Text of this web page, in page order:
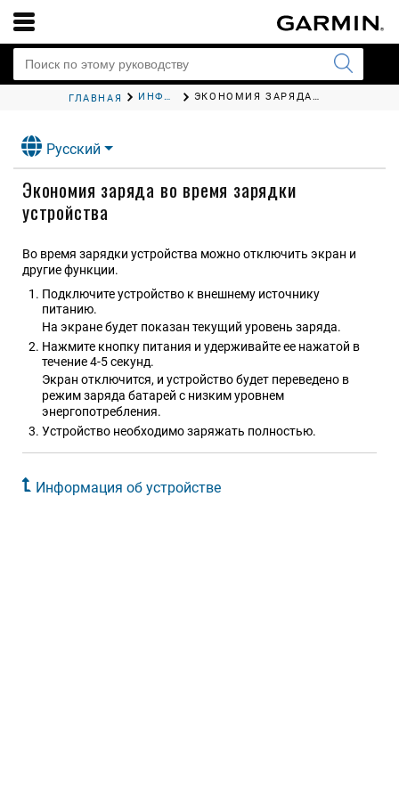
ГЛАВНАЯ ИНФОРМАЦИЯ ОБ УСТРОЙСТВЕ ЭКОНОМИЯ ЗАРЯДА ВО ВРЕМЯ ЗАРЯДКИ УСТРОЙСТВА
Русский
Экономия заряда во время зарядки
устройства
Во время зарядки устройства можно отключить экран и
другие функции.
Подключите устройство к внешнему источнику
питанию.
На экране будет показан текущий уровень заряда.
Нажмите кнопку питания и удерживайте ее нажатой в
течение 4-5 секунд.
Экран отключится, и устройство будет переведено в
режим заряда батарей с низким уровнем
энергопотребления.
Устройство необходимо заряжать полностью.
Информация об устройстве